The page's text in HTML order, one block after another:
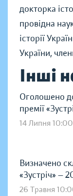
докторка
провідна
історії
України,
Інші
Оголошено
премії
14 Липня 10:00
Визначено
«Зустріч» —
26 Травня